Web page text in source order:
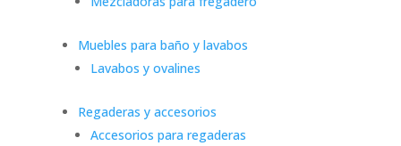
Muebles para baño y lavabos
Lavabos y ovalines
Regaderas y accesorios
Accesorios para regaderas